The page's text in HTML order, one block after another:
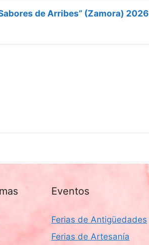
de Arribes” (Zamora) 2026
Eventos
Ferias de Antigüedades
Ferias de Artesanía